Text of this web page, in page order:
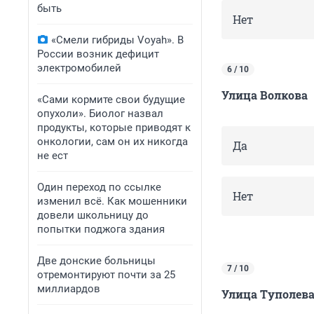
быть
«Смели гибриды Voyah». В
России возник дефицит
электромобилей
«Сами кормите свои будущие
опухоли». Биолог назвал
продукты, которые приводят к
онкологии, сам он их никогда
не ест
Один переход по ссылке
изменил всё. Как мошенники
довели школьницу до
попытки поджога здания
Две донские больницы
отремонтируют почти за 25
миллиардов
Нет
6 / 10
Улица Волкова
Да
Нет
7 / 10
Улица Туполева